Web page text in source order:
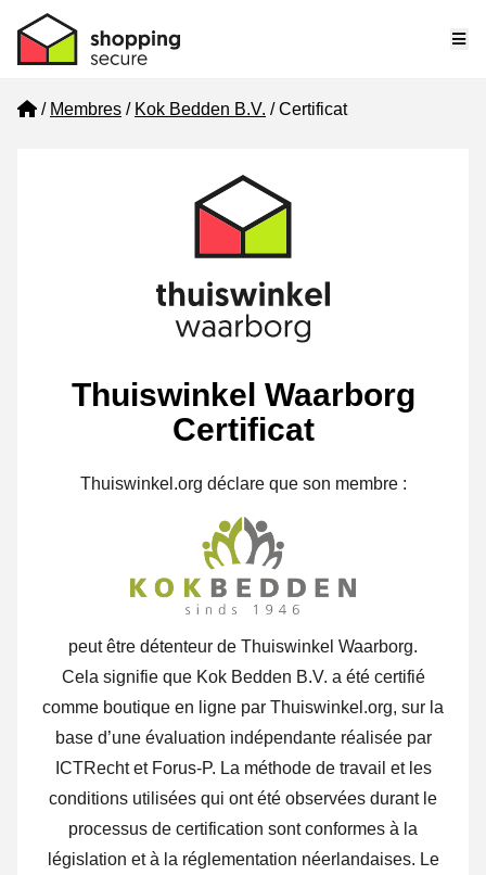
Home
Membres Kok Bedden B.V. Certificat
Thuiswinkel Waarborg
Certificat
Thuiswinkel.org déclare que son membre :
peut être détenteur de Thuiswinkel Waarborg.
Cela signifie que Kok Bedden B.V. a été certifié
comme boutique en ligne par Thuiswinkel.org, sur la
base d’une évaluation indépendante réalisée par
ICTRecht et Forus-P. La méthode de travail et les
conditions utilisées qui ont été observées durant le
processus de certification sont conformes à la
législation et à la réglementation néerlandaises. Le